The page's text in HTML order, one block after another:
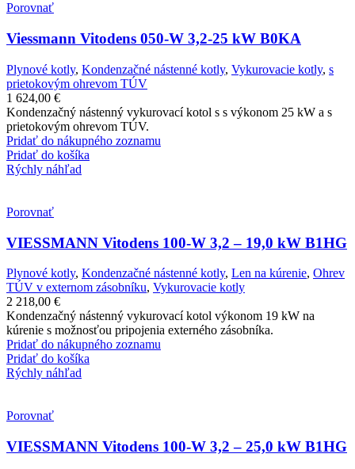
Porovnať
Viessmann Vitodens 050-W 3,2-25 kW B0KA
Plynové kotly, Kondenzačné nástenné kotly, Vykurovacie kotly, s
prietokovým ohrevom TÚV
1 624,00 €
Kondenzačný nástenný vykurovací kotol s s výkonom 25 kW a s
prietokovým ohrevom TÚV.
Pridať do nákupného zoznamu
Pridať do košíka
Rýchly náhľad
Porovnať
VIESSMANN Vitodens 100-W 3,2 – 19,0 kW B1HG
Plynové kotly, Kondenzačné nástenné kotly, Len na kúrenie, Ohrev
TÚV v externom zásobníku, Vykurovacie kotly
2 218,00 €
Kondenzačný nástenný vykurovací kotol výkonom 19 kW na
kúrenie s možnosťou pripojenia externého zásobníka.
Pridať do nákupného zoznamu
Pridať do košíka
Rýchly náhľad
Porovnať
VIESSMANN Vitodens 100-W 3,2 – 25,0 kW B1HG